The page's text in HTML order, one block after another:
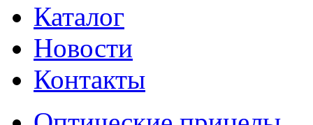
Каталог
Новости
Контакты